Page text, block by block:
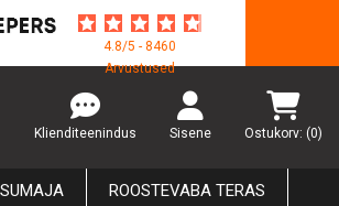
4.8/5 - 8460
Arvustused
Klienditeenindus Sisene Ostukorv: (0)
ROOSTEVABA TERAS